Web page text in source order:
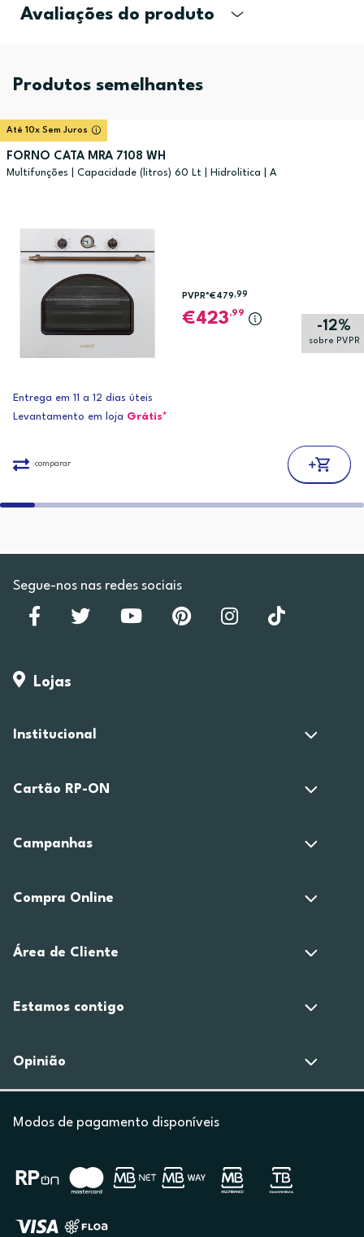
Avaliações do produto
Produtos semelhantes
Até 10x Sem Juros
FORNO CATA MRA 7108 WH
Multifunções | Capacidade (litros) 60 Lt | Hidrolitica | A
-12%
sobre PVPR
PVPR*€479,99
423,99
Entrega em 11 a 12 dias úteis
Levantamento em loja Grátis*
comparar
Segue-nos nas redes sociais
Lojas
Institucional
Cartão RP-ON
Campanhas
Compra Online
Área de Cliente
Estamos contigo
Opinião
Modos de pagamento disponíveis